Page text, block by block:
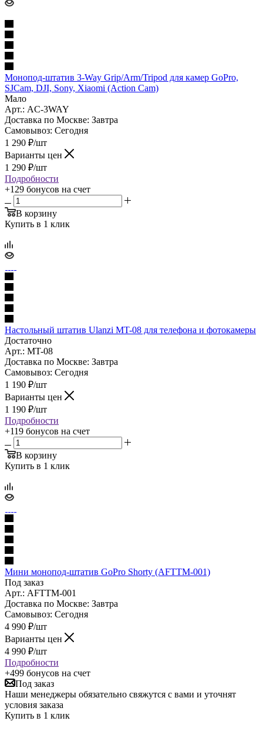
Монопод-штатив 3-Way Grip/Arm/Tripod для камер GoPro,
SJCam, DJI, Sony, Xiaomi (Action Cam)
Мало
Арт.: AC-3WAY
Доставка по Москве: Завтра
Самовывоз: Сегодня
1 290 ₽/шт
Варианты цен
1 290 ₽/шт
Подробности
+129 бонусов на счет
В корзину
Купить в 1 клик
Настольный штатив Ulanzi MT-08 для телефона и фотокамеры
Достаточно
Арт.: MT-08
Доставка по Москве: Завтра
Самовывоз: Сегодня
1 190 ₽/шт
Варианты цен
1 190 ₽/шт
Подробности
+119 бонусов на счет
В корзину
Купить в 1 клик
Мини монопод-штатив GoPro Shorty (AFTTM-001)
Под заказ
Арт.: AFTTM-001
Доставка по Москве: Завтра
Самовывоз: Сегодня
4 990 ₽/шт
Варианты цен
4 990 ₽/шт
Подробности
+499 бонусов на счет
Под заказ
Наши менеджеры обязательно свяжутся с вами и уточнят
условия заказа
Купить в 1 клик